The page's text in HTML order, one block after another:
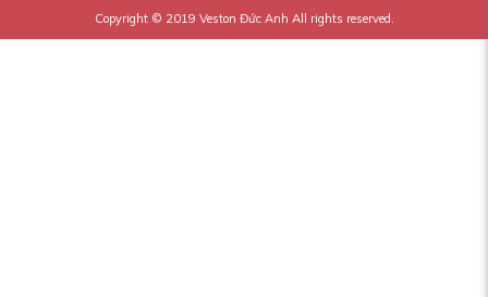
Copyright © 2019 Veston Đức Anh All rights reserved.